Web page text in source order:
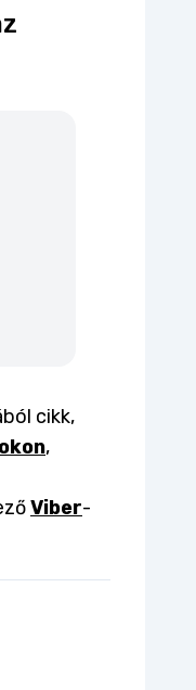
cikk,
,
Viber-